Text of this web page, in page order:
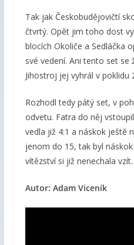
Tak jak Českobudějovičtí
čtvrtý. Opět jim toho dost
blocích Okoliče a Sedláčka
své vedení. Ani tento set se
Jihostroj jej vyhrál v poklidu
Rozhodl tedy pátý set, v
odvetu. Fatra do něj
vedla již 4:1 a náskok ještě
jenom do 15, tak byl
vítězství si již nenechala vzít.
Autor: Adam Viceník